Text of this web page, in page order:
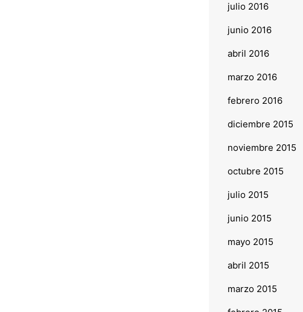
julio 2016
junio 2016
abril 2016
marzo 2016
febrero 2016
diciembre 2015
noviembre 2015
octubre 2015
julio 2015
junio 2015
mayo 2015
abril 2015
marzo 2015